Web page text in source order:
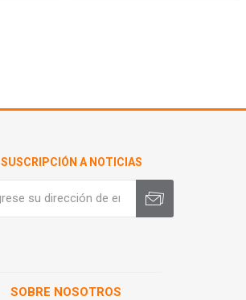
SUSCRIPCIÓN A NOTICIAS
SOBRE NOSOTROS